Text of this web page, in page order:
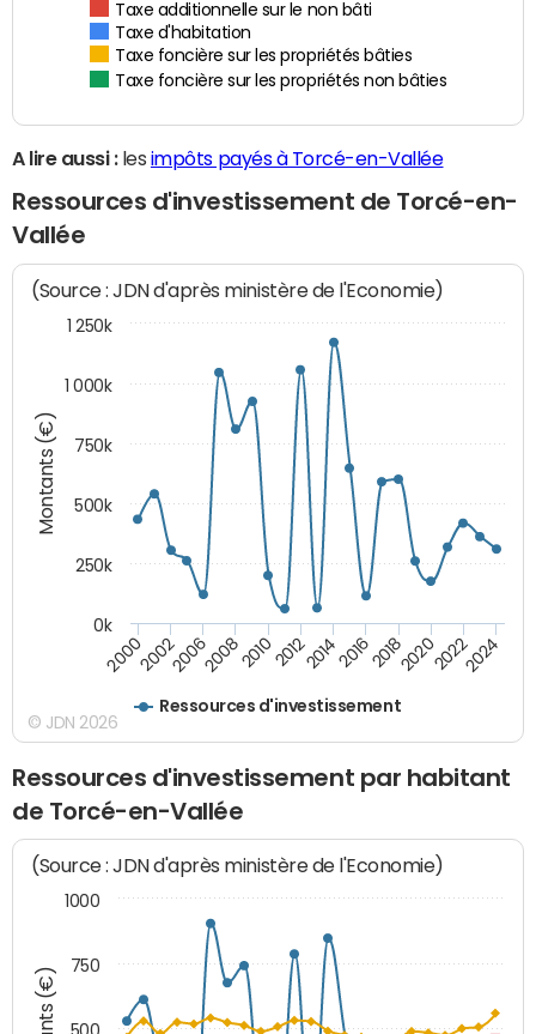
Taxe additionnelle sur le non bâti
Taxe d'habitation
Taxe foncière sur les propriétés bâties
Taxe foncière sur les propriétés non bâties
A lire aussi :les impôts payés à Torcé-en-Vallée
Ressources d'investissement de Torcé-en-
Vallée
Montants (€)
(Source : JDN d'après ministère de l'Economie)
Ressources d'investissement
200020022006200820102012201420162018202020222024
0k
250k
500k
750k
1 000k
1 250k
© JDN 2026
Ressources d'investissement par habitant
de Torcé-en-Vallée
(Source : JDN d'après ministère de l'Economie)
500
750
1000